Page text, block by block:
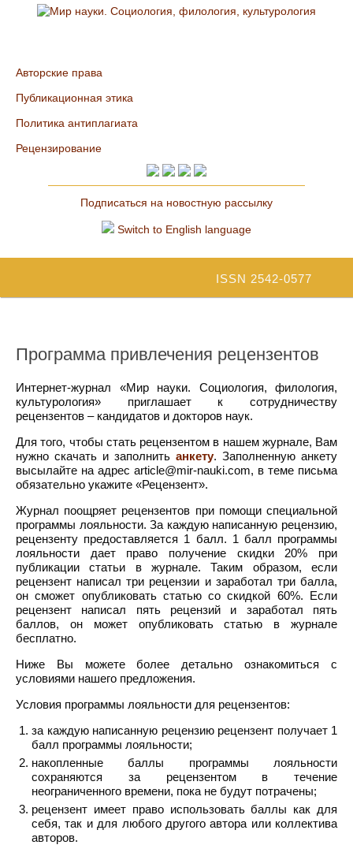
Авторские права
Публикационная этика
Политика антиплагиата
Рецензирование
Подписаться на новостную рассылку
Switch to English language
ISSN 2542-0577
Программа привлечения рецензентов
Интернет-журнал «Мир науки. Социология, филология,
культурология» приглашает к сотрудничеству
рецензентов – кандидатов и докторов наук.
Для того, чтобы стать рецензентом в нашем журнале, Вам
нужно скачать и заполнить анкету. Заполненную анкету
высылайте на адрес article@mir-nauki.com, в теме письма
обязательно укажите «Рецензент».
Журнал поощряет рецензентов при помощи специальной
программы лояльности. За каждую написанную рецензию,
рецензенту предоставляется 1 балл. 1 балл программы
лояльности дает право получение скидки 20% при
публикации статьи в журнале. Таким образом, если
рецензент написал три рецензии и заработал три балла,
он сможет опубликовать статью со скидкой 60%. Если
рецензент написал пять рецензий и заработал пять
баллов, он может опубликовать статью в журнале
бесплатно.
Ниже Вы можете более детально ознакомиться с
условиями нашего предложения.
Условия программы лояльности для рецензентов:
за каждую написанную рецензию рецензент получает 1
балл программы лояльности;
накопленные баллы программы лояльности
сохраняются за рецензентом в течение
неограниченного времени, пока не будут потрачены;
рецензент имеет право использовать баллы как для
себя, так и для любого другого автора или коллектива
авторов.